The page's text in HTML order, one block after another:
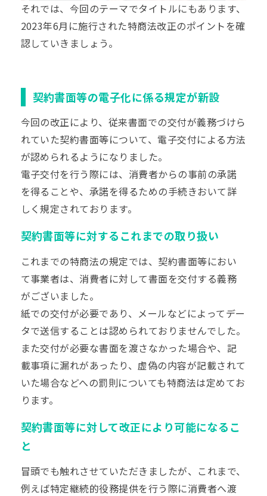
それでは、今回のテーマでタイトルにもあります、
2023年6月に施行された特商法改正のポイントを確
認していきましょう。
契約書面等の電子化に係る規定が新設
今回の改正により、従来書面での交付が義務づけら
れていた契約書面等について、電子交付による方法
が認められるようになりました。
電子交付を行う際には、消費者からの事前の承諾
を得ることや、承諾を得るための手続きおいて詳
しく規定されております。
契約書面等に対するこれまでの取り扱い
これまでの特商法の規定では、契約書面等におい
て事業者は、消費者に対して書面を交付する義務
がございました。
紙での交付が必要であり、メールなどによってデー
タで送信することは認められておりませんでした。
また交付が必要な書面を渡さなかった場合や、記
載事項に漏れがあったり、虚偽の内容が記載されて
いた場合などへの罰則についても特商法は定めてお
ります。
契約書面等に対して改正により可能になるこ
と
冒頭でも触れさせていただきましたが、これまで、
例えば特定継続的役務提供を行う際に消費者へ渡